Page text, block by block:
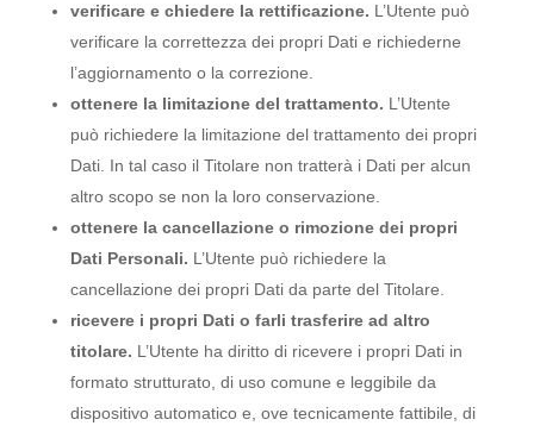
verificare e chiedere la rettificazione. L’Utente può
verificare la correttezza dei propri Dati e richiederne
l’aggiornamento o la correzione.
ottenere la limitazione del trattamento. L’Utente
può richiedere la limitazione del trattamento dei propri
Dati. In tal caso il Titolare non tratterà i Dati per alcun
altro scopo se non la loro conservazione.
ottenere la cancellazione o rimozione dei propri
Dati Personali. L’Utente può richiedere la
cancellazione dei propri Dati da parte del Titolare.
ricevere i propri Dati o farli trasferire ad altro
titolare. L’Utente ha diritto di ricevere i propri Dati in
formato strutturato, di uso comune e leggibile da
dispositivo automatico e, ove tecnicamente fattibile, di